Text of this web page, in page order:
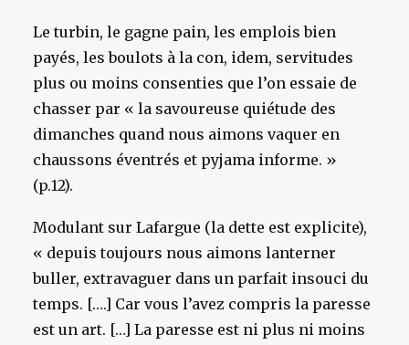
Le turbin, le gagne pain, les emplois bien
payés, les boulots à la con, idem, servitudes
plus ou moins consenties que l’on essaie de
chasser par « la savoureuse quiétude des
dimanches quand nous aimons vaquer en
chaussons éventrés et pyjama informe. »
(p.12).
Modulant sur Lafargue (la dette est explicite),
« depuis toujours nous aimons lanterner
buller, extravaguer dans un parfait insouci du
temps. [….] Car vous l’avez compris la paresse
est un art. […] La paresse est ni plus ni moins